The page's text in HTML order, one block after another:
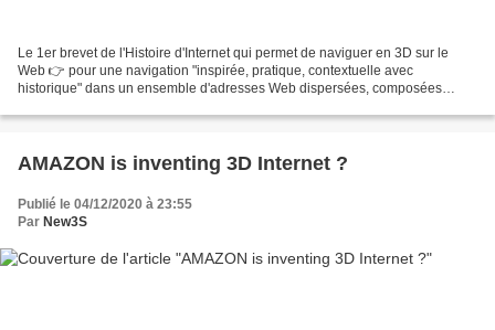
Le 1er brevet de l'Histoire d'Internet qui permet de naviguer en 3D sur le
Web 👉 pour une navigation "inspirée, pratique, contextuelle avec
historique" dans un ensemble d'adresses Web dispersées, composées
AMAZON is inventing 3D Internet ?
Publié le 04/12/2020 à 23:55
Par New3S